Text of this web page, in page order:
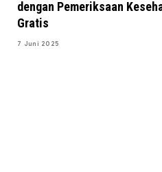
dengan Pemeriksaan
Gratis
7 Juni 2025